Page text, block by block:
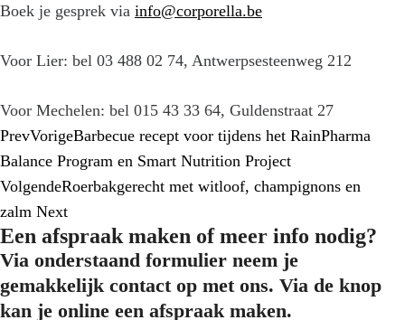
Boek je gesprek via info@corporella.be
Voor Lier: bel 03 488 02 74, Antwerpsesteenweg 212
Voor Mechelen: bel 015 43 33 64, Guldenstraat 27
PrevVorigeBarbecue recept voor tijdens het RainPharma
Balance Program en Smart Nutrition Project
VolgendeRoerbakgerecht met witloof, champignons en
zalm Next
Een afspraak maken of meer info nodig?
Via onderstaand formulier neem je
gemakkelijk contact op met ons. Via de knop
kan je online een afspraak maken.